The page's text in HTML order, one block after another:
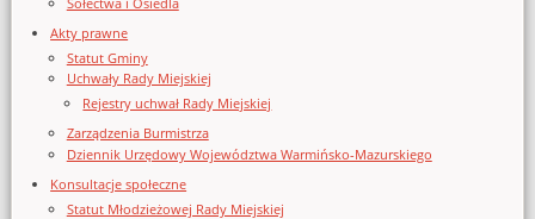
Akty prawne
Statut Gminy
Uchwały Rady Miejskiej
Rejestry uchwał Rady Miejskiej
Zarządzenia Burmistrza
Dziennik Urzędowy Województwa Warmińsko-Mazurskiego
Konsultacje społeczne
Statut Młodzieżowej Rady Miejskiej